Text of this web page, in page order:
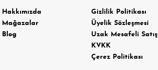
Hakkımızda
Mağazalar
Blog
Gizlilik Politikası
Üyelik Sözleşmesi
Uzak Mesafeli Satış
KVKK
Çerez Politikası